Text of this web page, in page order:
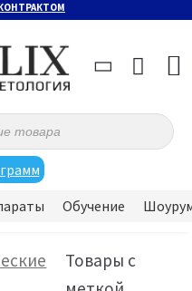
Обучение
Товары с